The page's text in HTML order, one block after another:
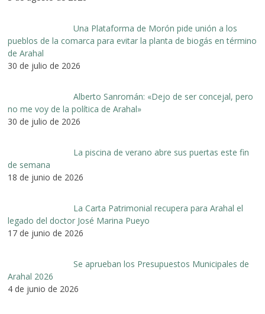
Una Plataforma de Morón pide unión a los
pueblos de la comarca para evitar la planta de biogás en término
de Arahal
30 de julio de 2026
Alberto Sanromán: «Dejo de ser concejal, pero
no me voy de la política de Arahal»
30 de julio de 2026
La piscina de verano abre sus puertas este fin
de semana
18 de junio de 2026
La Carta Patrimonial recupera para Arahal el
legado del doctor José Marina Pueyo
17 de junio de 2026
Se aprueban los Presupuestos Municipales de
Arahal 2026
4 de junio de 2026